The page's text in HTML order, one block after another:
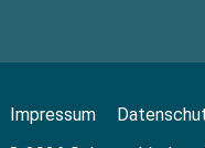
Impressum